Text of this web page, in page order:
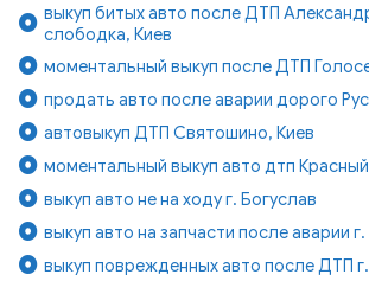
выкуп битых авто после ДТП
слободка, Киев
моментальный выкуп после ДТП
продать авто после аварии дорого
автовыкуп ДТП Святошино, Киев
моментальный выкуп авто дтп
выкуп авто не на ходу г. Богуслав
выкуп авто на запчасти после аварии
выкуп поврежденных авто после ДТП